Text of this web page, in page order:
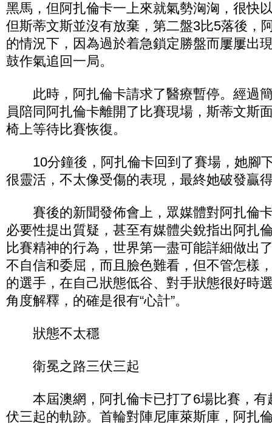
黑馬，但阿扎倫卡一上來就氣勢洶洶，很快
但斯蒂文斯並沒有放棄，第二盤3比5落後，
的情況下，因為過於着急鎖定勝盤而屢屢出
鼓作氣追回一局。
此時，阿扎倫卡請求了醫療暫停。經過
員陪同阿扎倫卡離開了比賽現場，斯蒂文斯
椅上等待比賽恢復。
10分鐘後，阿扎倫卡回到了賽場，她腳
很靈活，不太像受傷的表現，最終她破發贏
賽後的新聞發佈會上，眾媒體對阿扎倫
必要性提出質疑，甚至有媒體尖銳指出阿扎
比賽精神的行為，世界第一盡可能詳細做出
不自信和委屈，而且臉色難看，但不管怎樣
的選手，在自己狀態低谷、對手狀態很好時
角度解釋，的確是很有“心計”。
狀態不太穩
衛冕之路三伏三起
本屆澳網，阿扎倫卡已打了6場比賽，有
伏三起的軌跡。首輪對陣尼庫萊斯庫，阿扎